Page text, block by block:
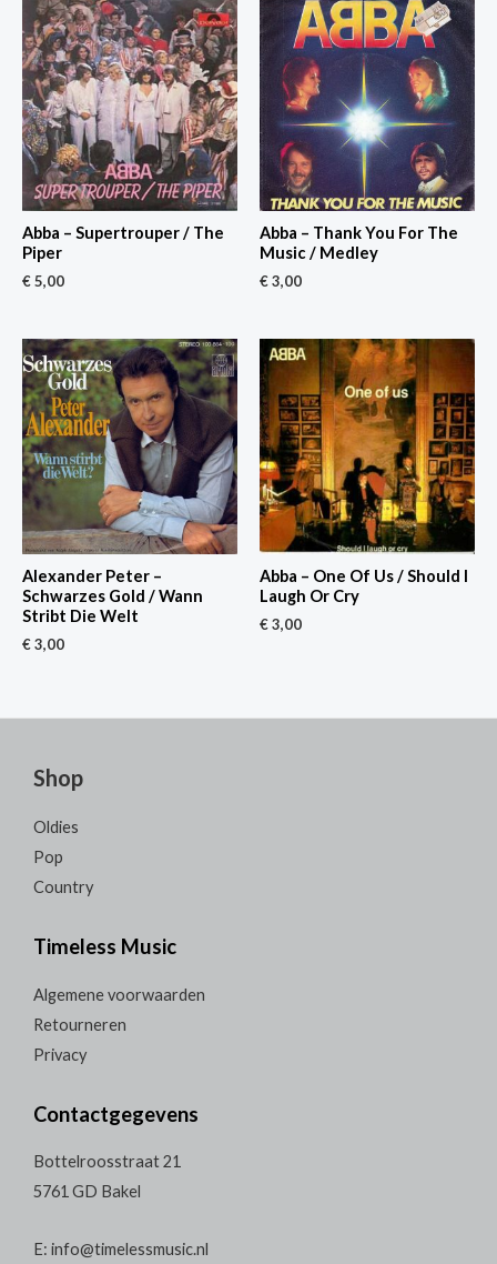
Abba – Supertrouper / The
Piper
€5,00
Abba – Thank You For The
Music / Medley
€3,00
Alexander Peter –
Schwarzes Gold / Wann
Stribt Die Welt
€3,00
Abba – One Of Us / Should I
Laugh Or Cry
€3,00
Shop
Oldies
Pop
Country
Timeless Music
Algemene voorwaarden
Retourneren
Privacy
Contactgegevens
Bottelroosstraat 21
5761 GD Bakel
E: info@timelessmusic.nl